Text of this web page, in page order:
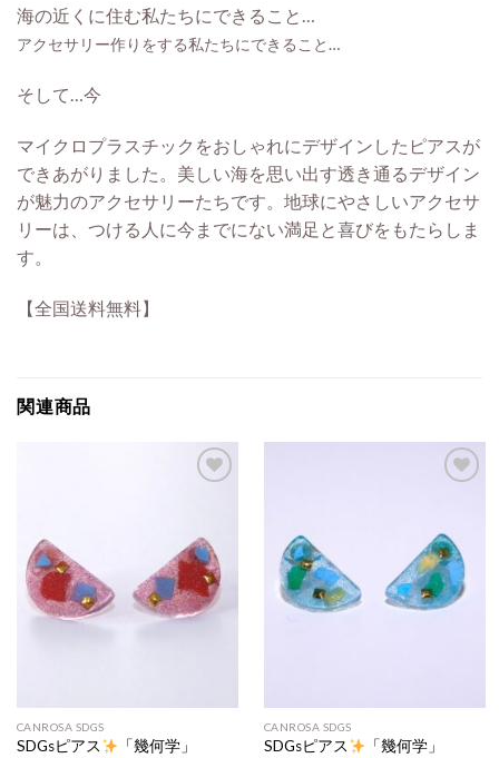
海の近くに住む私たちにできること…
アクセサリー作りをする私たちにできること…
そして…今
マイクロプラスチックをおしゃれにデザインしたピアスが
できあがりました。美しい海を思い出す透き通るデザイン
が魅力のアクセサリーたちです。地球にやさしいアクセサ
リーは、つける人に今までにない満足と喜びをもたらしま
す。
【全国送料無料】
関連商品
CANROSA SDGS
SDGsピアス
「幾何学」
CANROSA SDGS
SDGsピアス
「幾何学」